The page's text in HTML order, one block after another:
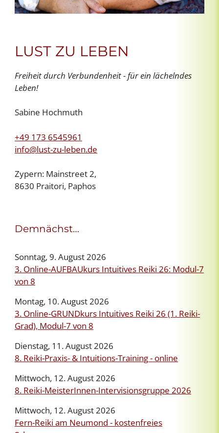
LUST ZU LEBEN
Freiheit durch Verbundenheit - für ein lächelndes
Leben!
Sabine Hochmuth
+49 173 6545961
info@lust-zu-leben.de
Zypern: Mainstreet 2,
8630 Praitori, Paphos
Demnächst…
Sonntag, 9. August 2026
3. Online-AUFBAUkurs Intuitives Reiki 26: Modul-7
von 8
Montag, 10. August 2026
3. Online-GRUNDkurs Intuitives Reiki 26 (1. Reiki-
Grad), Modul-7 von 8
Dienstag, 11. August 2026
8. Reiki-Praxis- & Intuitions-Training - online
Mittwoch, 12. August 2026
8. Reiki-MeisterInnen-Intervisionsgruppe 2026
Mittwoch, 12. August 2026
Fern-Reiki am Neumond - kostenfreies